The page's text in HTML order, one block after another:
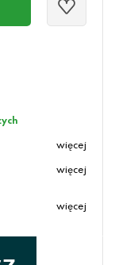
więcej
więcej
więcej